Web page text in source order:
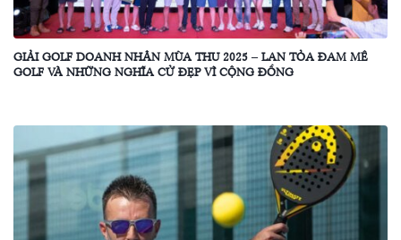
GIẢI GOLF DOANH NHÂN MÙA THU 2025 – LAN TỎA ĐAM MÊ
GOLF VÀ NHỮNG NGHĨA CỬ ĐẸP VÌ CỘNG ĐỒNG